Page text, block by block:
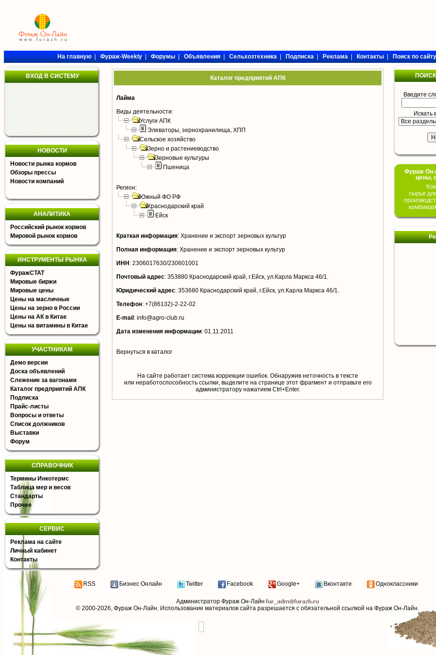
На главную|Фураж-Weekly|Форумы|Объявления|Сельхозтехника|Подписка|Реклама|Контакты|Поиск по сайту
ВХОД В СИСТЕМУ
НОВОСТИ
Новости рынка кормов
Обзоры прессы
Новости компаний
АНАЛИТИКА
Российский рынок кормов
Мировой рынок кормов
ИНСТРУМЕНТЫ РЫНКА
ФуражСТАТ
Мировые биржи
Мировые цены
Цены на масличные
Цены на зерно в России
Цены на АК в Китае
Цены на витамины в Китае
УЧАСТНИКАМ
Демо версии
Доска объявлений
Слежение за вагонами
Каталог предприятий АПК
Подписка
Прайс-листы
Вопросы и ответы
Список должников
Выставки
Форум
СПРАВОЧНИК
Термины Инкотермс
Таблица мер и весов
Стандарты
Прочее
СЕРВИС
Реклама на сайте
Личный кабинет
Контакты
Каталог предприятий АПК
Лайма
Виды деятельности:
Услуги АПК
Элеваторы, зернохранилища, ХПП
Сельское хозяйство
Зерно и растениеводство
Зерновые культуры
Пшеница
Регион:
Южный ФО РФ
Краснодарский край
Ейск
Краткая информация: Хранение и экспорт зерновых культур
Полная информация: Хранение и экспорт зерновых культур
ИНН : 2306017630/230601001
Почтовый адрес: 353880 Краснодарский край, г.Ейск, ул.Карла Маркса 46/1.
Юридический адрес: 353680 Краснодарский край, г.Ейск, ул.Карла Маркса 46/1.
Телефон: +7(86132)-2-22-02
E-mail : info@agro-club.ru
Дата изменения информации: 01.11.2011
Вернуться в каталог
На сайте работает система коррекции ошибок. Обнаружив неточность в тексте
или неработоспособность ссылки, выделите на странице этот фрагмент и отправьте его
aдминистратору нажатием Ctrl+Enter.
Введите
Искать
Фураж Он-
цены,
сырье
RSS Бизнес Онлайн Twitter Facebook Google+ Вконтакте Одноклассники
Администратор Фураж Он-Лайн
© 2000-2026, Фураж Он-Лайн. Использование материалов сайта разрешается с обязательной ссылкой на Фураж Он-Лайн.